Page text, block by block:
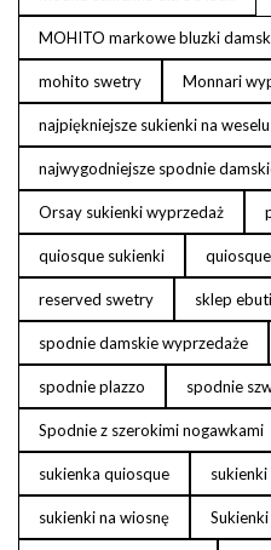
MOHITO markowe bluzki
mohito swetry Monnari
najpiękniejsze sukienki na weselu
najwygodniejsze spodnie
Orsay sukienki wyprzedaż
quiosque sukienki
reserved swetry sklep
spodnie damskie wyprzedaże
spodnie plazzo spodnie
Spodnie z szerokimi nogawkami
sukienka quiosque sukienki
sukienki na wiosnę